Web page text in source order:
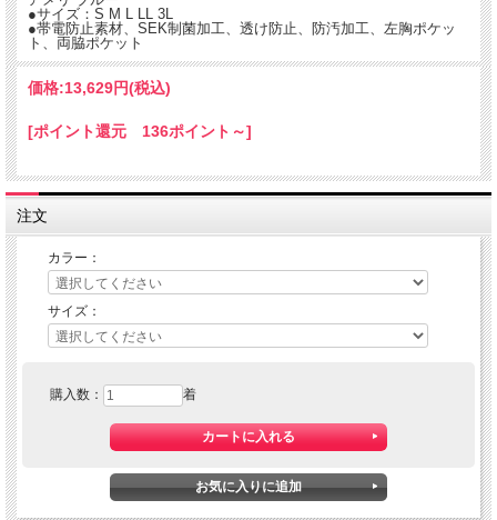
●サイズ：S M L LL 3L
●帯電防止素材、SEK制菌加工、透け防止、防汚加工、左胸ポケッ
ト、両脇ポケット
価格:13,629円(税込)
[ポイント還元 136ポイント～]
注文
カラー：
サイズ：
購入数： 着